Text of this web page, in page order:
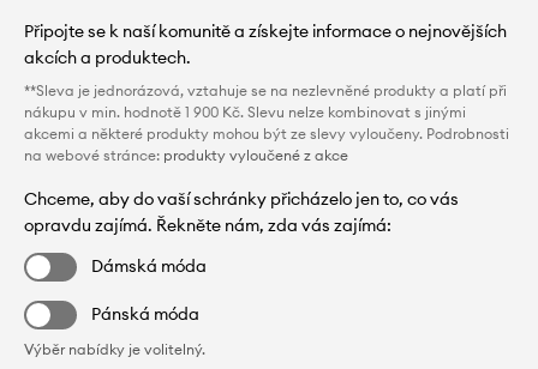
Připojte se k naší komunitě a získejte informace o nejnovějších
akcích a produktech.
**Sleva je jednorázová, vztahuje se na nezlevněné produkty a platí při
nákupu v min. hodnotě 1 900 Kč. Slevu nelze kombinovat s jinými
akcemi a některé produkty mohou být ze slevy vyloučeny. Podrobnosti
na webové stránce: produkty vyloučené z akce
Chceme, aby do vaší schránky přicházelo jen to, co vás
opravdu zajímá. Řekněte nám, zda vás zajímá:
Dámská móda
Pánská móda
Výběr nabídky je volitelný.